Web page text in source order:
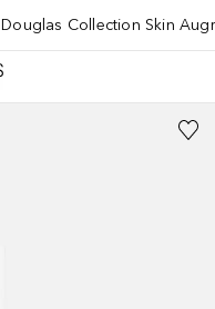
Douglas Collection Skin